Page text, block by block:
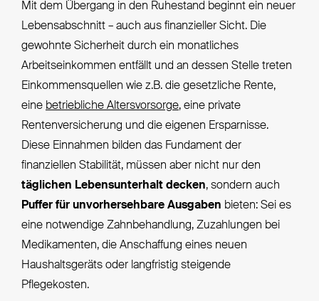
Mit dem Übergang in den Ruhestand beginnt ein neuer
Lebensabschnitt – auch aus finanzieller Sicht. Die
gewohnte Sicherheit durch ein monatliches
Arbeitseinkommen entfällt und an dessen Stelle treten
Einkommensquellen wie z.B. die gesetzliche Rente,
eine betriebliche Altersvorsorge, eine private
Rentenversicherung und die eigenen Ersparnisse.
Diese Einnahmen bilden das Fundament der
finanziellen Stabilität, müssen aber nicht nur den
täglichen Lebensunterhalt decken, sondern auch
Puffer für unvorhersehbare Ausgaben bieten: Sei es
eine notwendige Zahnbehandlung, Zuzahlungen bei
Medikamenten, die Anschaffung eines neuen
Haushaltsgeräts oder langfristig steigende
Pflegekosten.